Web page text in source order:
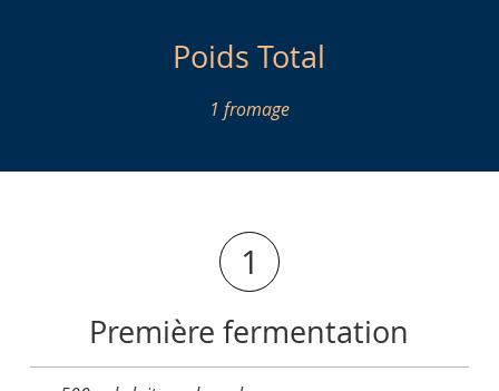
Poids Total
1 fromage
1
Première fermentation